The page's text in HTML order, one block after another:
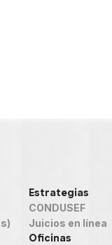
Estrategias
CONDUSEF
Juicios en línea
Oficinas